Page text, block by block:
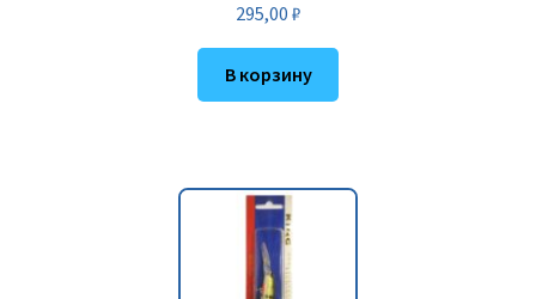
295,00 ₽
В корзину